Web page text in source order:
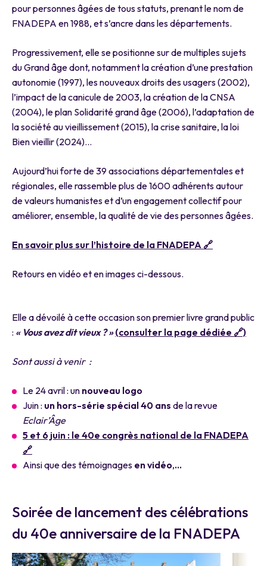
pour personnes âgées de tous statuts, prenant le nom de
FNADEPA en 1988, et s’ancre dans les départements.
Progressivement, elle se positionne sur de multiples sujets
du Grand âge dont, notamment la création d’une prestation
autonomie (1997), les nouveaux droits des usagers (2002),
l’impact de la canicule de 2003, la création de la CNSA
(2004), le plan Solidarité grand âge (2006), l’adaptation de
la société au vieillissement (2015), la crise sanitaire, la loi
Bien vieillir (2024)…
Aujourd’hui forte de 39 associations départementales et
régionales, elle rassemble plus de 1600 adhérents autour
de valeurs humanistes et d’un engagement collectif pour
améliorer, ensemble, la qualité de vie des personnes âgées.
En savoir plus sur l’histoire de la FNADEPA 🔗
Retours en vidéo et en images ci-dessous.
Elle a dévoilé à cette occasion son premier livre grand public
: « Vous avez ditvieux ?» (consulter la page dédiée 🔗)
Sont aussi à venir :
Le 24 avril : un nouveau logo
Juin : un hors-série spécial 40 ans de la revue
Eclair’Âge
5 et 6 juin : le 40e congrès national de la FNADEPA
🔗
Ainsi que des témoignages en vidéo,…
Soirée de lancement des célébrations
du 40e anniversaire de la FNADEPA